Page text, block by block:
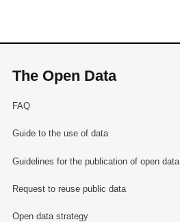
The Open Data
FAQ
Guide to the use of data
Guidelines for the publication of open data
Request to reuse public data
Open data strategy